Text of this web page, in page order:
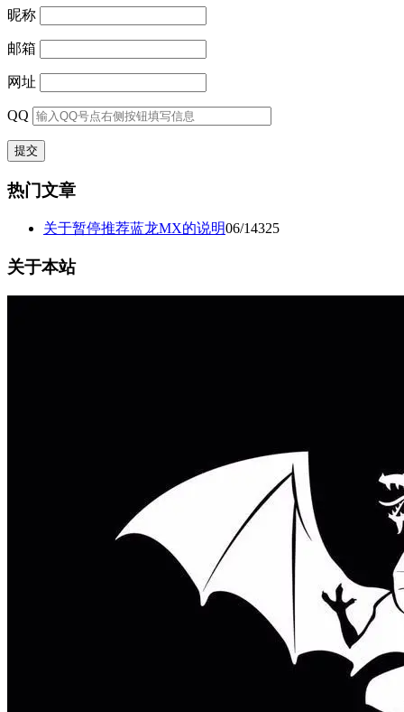
昵称
邮箱
网址
QQ
热门文章
关于暂停推荐蓝龙MX的说明06/14325
关于本站